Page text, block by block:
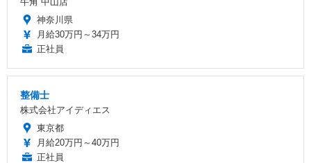
神奈川県
月給30万円～34万円
正社員
整備士
株式会社アイディエス
東京都
月給20万円～40万円
正社員